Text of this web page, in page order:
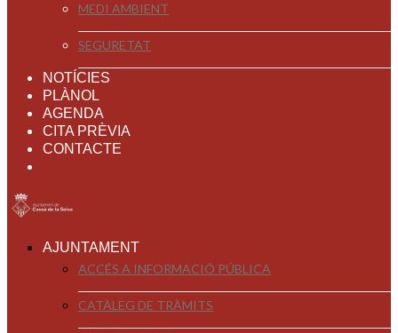
MEDI AMBIENT
SEGURETAT
NOTÍCIES
PLÀNOL
AGENDA
CITA PRÈVIA
CONTACTE
AJUNTAMENT
ACCÉS A INFORMACIÓ PÚBLICA
CATÀLEG DE TRÀMITS